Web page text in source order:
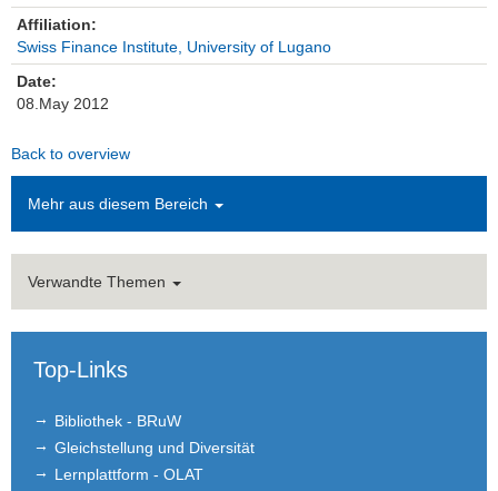
Impressum
News Archiv
Affiliation:
Swiss Finance Institute, University of Lugano
Date:
08.May 2012
Back to overview
Mehr aus diesem Bereich
Verwandte Themen
Top-Links
Bibliothek - BRuW
Gleichstellung und Diversität
Lernplattform - OLAT